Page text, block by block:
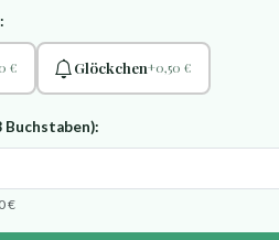
€ Glöckchen+0,50 €
Buchstaben):
€